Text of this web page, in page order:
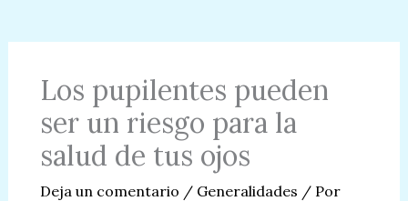
Los pupilentes pueden
ser un riesgo para la
salud de tus ojos
Deja un comentario / Generalidades / Por